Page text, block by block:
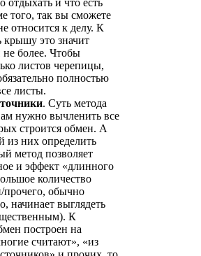
отдыхать и что есть
того, так вы сможете
относится к делу. К
крышу это значит
более. Чтобы
листов черепицы,
полностью
листы.
. Суть метода
нужно вычленить все
строится обмен. А
из них определить
метод позволяет
и эффект «длинного
количество
обычно
начинает выглядеть
К
построен на
считают», «из